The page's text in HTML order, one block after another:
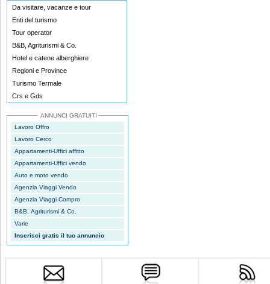
Da visitare, vacanze e tour
Enti del turismo
Tour operator
B&B, Agriturismi & Co.
Hotel e catene alberghiere
Regioni e Province
Turismo Termale
Crs e Gds
ANNUNCI GRATUITI
Lavoro Offro
Lavoro Cerco
Appartamenti-Uffici affitto
Appartamenti-Uffici vendo
Auto e moto vendo
Agenzia Viaggi Vendo
Agenzia Viaggi Compro
B&B, Agriturismi & Co.
Varie
Inserisci gratis il tuo annuncio